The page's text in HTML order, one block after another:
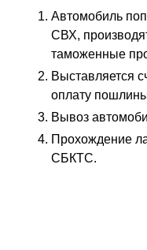
Автомобиль
СВХ,
таможенные
Выставляется
оплату
Вывоз
Прохождение
СБКТС.